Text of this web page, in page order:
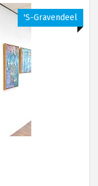
's-Gravendeel